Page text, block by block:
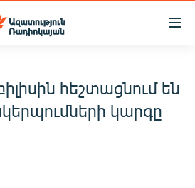
հեշտացնում են
կարգը